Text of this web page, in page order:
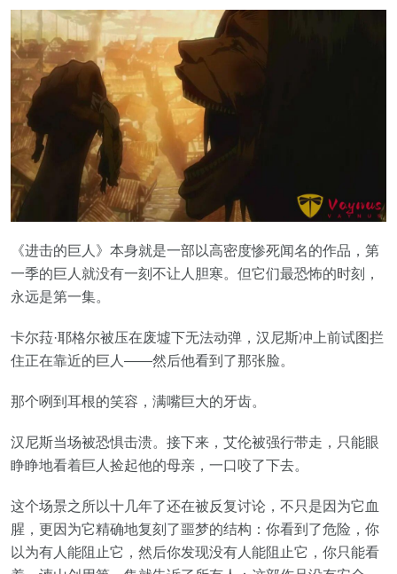
《进击的巨人》本身就是一部以高密度惨死闻名的作品，第
一季的巨人就没有一刻不让人胆寒。但它们最恐怖的时刻，
永远是第一集。
卡尔菈·耶格尔被压在废墟下无法动弹，汉尼斯冲上前试图拦
住正在靠近的巨人——然后他看到了那张脸。
那个咧到耳根的笑容，满嘴巨大的牙齿。
汉尼斯当场被恐惧击溃。接下来，艾伦被强行带走，只能眼
睁睁地看着巨人捡起他的母亲，一口咬了下去。
这个场景之所以十几年了还在被反复讨论，不只是因为它血
腥，更因为它精确地复刻了噩梦的结构：你看到了危险，你
以为有人能阻止它，然后你发现没有人能阻止它，你只能看